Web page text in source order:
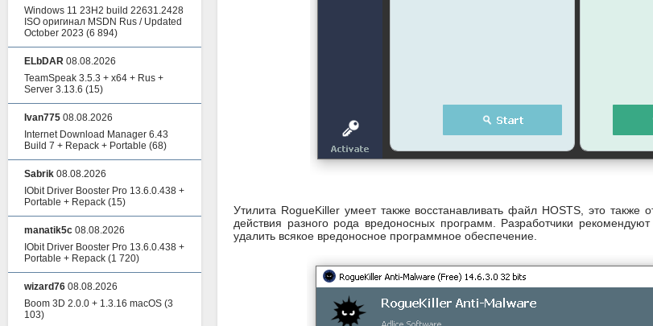
Утилита RogueKiller умеет также восстанавливать файл HOSTS, это
действия разного рода вредоносных программ. Разработчики
удалить всякое вредоносное программное обеспечение.
Windows 11 23H2 build 22631.2428
ISO оригинал MSDN Rus / Updated
October 2023 (6 894)
ELbDAR 08.08.2026
TeamSpeak 3.5.3 + x64 + Rus +
Server 3.13.6 (15)
Ivan775 08.08.2026
Internet Download Manager 6.43
Build 7 + Repack + Portable (68)
Sabrik 08.08.2026
IObit Driver Booster Pro 13.6.0.438 +
Portable + Repack (15)
manatik5c 08.08.2026
IObit Driver Booster Pro 13.6.0.438 +
Portable + Repack (1 720)
wizard76 08.08.2026
Boom 3D 2.0.0 + 1.3.16 macOS (3
103)